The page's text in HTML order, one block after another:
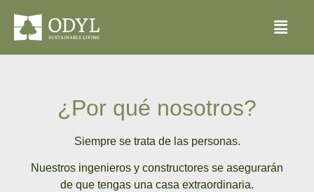
¿Por qué nosotros?
Siempre se trata de las personas.
Nuestros ingenieros y constructores se asegurarán
de que tengas una casa extraordinaria.